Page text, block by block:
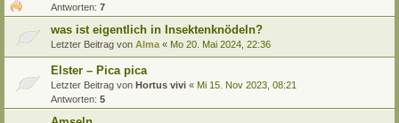
Antworten: 7
was ist eigentlich in Insektenknödeln?
Letzter Beitrag von Alma « Mo 20. Mai 2024, 22:36
Elster – Pica pica
Letzter Beitrag von Hortus vivi « Mi 15. Nov 2023, 08:21
Antworten: 5